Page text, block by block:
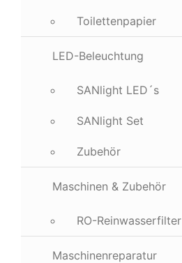
Toilettenpapier
LED-Beleuchtung
SANlight LED´s
SANlight Set
Zubehör
Maschinen & Zubehör
RO-Reinwasserfilter
Maschinenreparatur